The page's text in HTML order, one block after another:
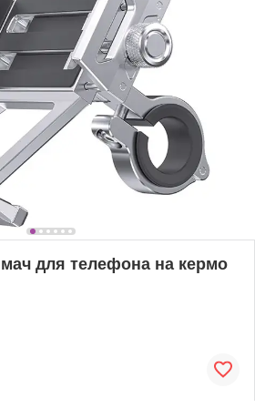
для телефона на кермо